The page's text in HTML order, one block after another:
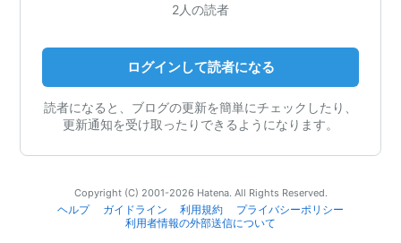
2人の読者
ログインして読者になる
読者になると、ブログの更新を簡単にチェックしたり、
更新通知を受け取ったりできるようになります。
Copyright (C) 2001-2026 Hatena. All Rights Reserved.
ヘルプ
ガイドライン 利用規約
プライバシーポリシー
利用者情報の外部送信について